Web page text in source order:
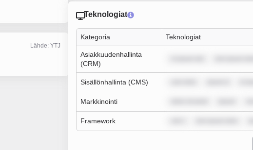
Lähde: YTJ
Teknologiat
Kategoria Teknologiat
Asiakkuudenhallinta
(CRM)
Sisällönhallinta (CMS)
Markkinointi
Framework